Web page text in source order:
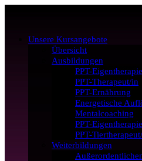
Unsere Kursangebote
Übersicht
Ausbildungen
PPT-Eigentherapie
PPT-Therapeut/in
PPT-Ernährung
Energetische
Mentalcoaching
PPT-
PPT-
Weiterbildungen